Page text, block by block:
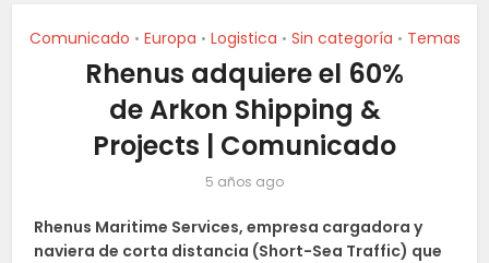
Comunicado • Europa • Logistica • Sin categoría • Temas
Rhenus adquiere el 60%
de Arkon Shipping &
Projects | Comunicado
5 años ago
Rhenus Maritime Services, empresa cargadora y
naviera de corta distancia (Short-Sea Traffic) que